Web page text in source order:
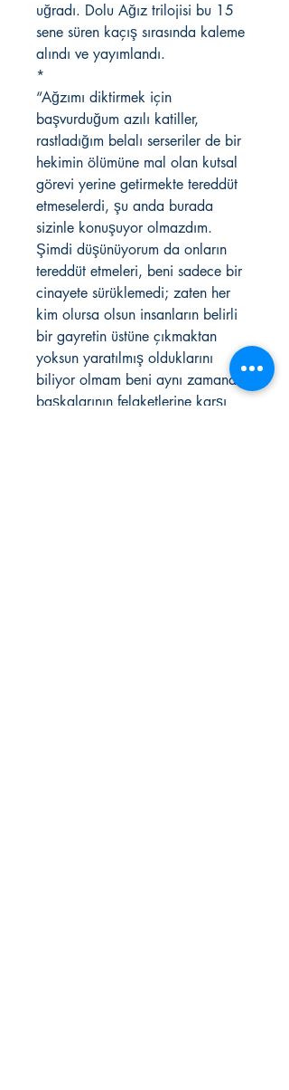
uğradı. Dolu Ağız trilojisi bu 15
sene süren kaçış sırasında kaleme
alındı ve yayımlandı.
*
“Ağzımı diktirmek için
başvurduğum azılı katiller,
rastladığım belalı serseriler de bir
hekimin ölümüne mal olan kutsal
görevi yerine getirmekte tereddüt
etmeselerdi, şu anda burada
sizinle konuşuyor olmazdım.
Şimdi düşünüyorum da onların
tereddüt etmeleri, beni sadece bir
cinayete sürüklemedi; zaten her
kim olursa olsun insanların belirli
bir gayretin üstüne çıkmaktan
yoksun yaratılmış olduklarını
biliyor olmam beni aynı zamanda
başkalarının felaketlerine karşı